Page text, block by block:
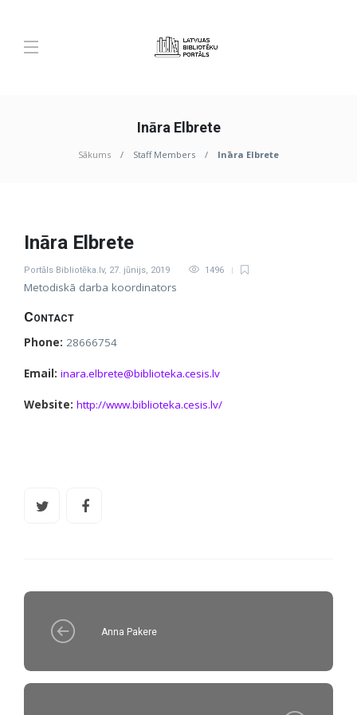
Ināra Elbrete
Sākums Staff Members Ināra Elbrete
Ināra Elbrete
Portāls Bibliotēka.lv, 27. jūnijs, 2019 1496
Metodiskā darba koordinators
Contact
Phone: 28666754
Email: inara.elbrete@biblioteka.cesis.lv
Website: http://www.biblioteka.cesis.lv/
Anna Pakere